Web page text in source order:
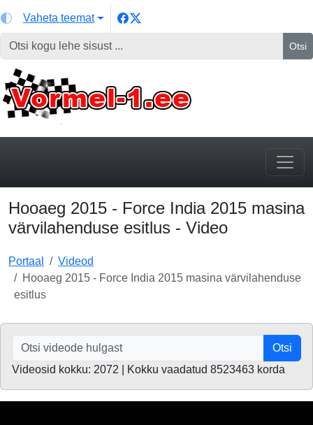
Vaheta teemat
Otsi
Hooaeg 2015 - Force India 2015 masina
värvilahenduse esitlus - Video
Portaal
Videod
Hooaeg 2015 - Force India 2015 masina värvilahenduse
esitlus
Otsi
Videosid kokku: 2072 | Kokku vaadatud 8523463 korda